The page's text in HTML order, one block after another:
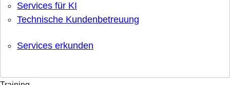
Services für KI
Technische Kundenbetreuung
Services erkunden